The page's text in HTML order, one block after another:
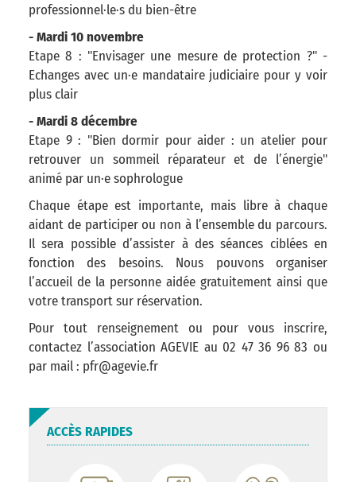
professionnel·le·s du bien-être
- Mardi 10 novembre
Etape 8 : "Envisager une mesure de protection ?" -
Echanges avec un·e mandataire judiciaire pour y voir
plus clair
- Mardi 8 décembre
Etape 9 : "Bien dormir pour aider : un atelier pour
retrouver un sommeil réparateur et de l’énergie"
animé par un·e sophrologue
Chaque étape est importante, mais libre à chaque
aidant de participer ou non à l’ensemble du parcours.
Il sera possible d’assister à des séances ciblées en
fonction des besoins. Nous pouvons organiser
l’accueil de la personne aidée gratuitement ainsi que
votre transport sur réservation.
Pour tout renseignement ou pour vous inscrire,
contactez l’association AGEVIE au 02 47 36 96 83 ou
par mail : pfr@agevie.fr
ACCÈS RAPIDES